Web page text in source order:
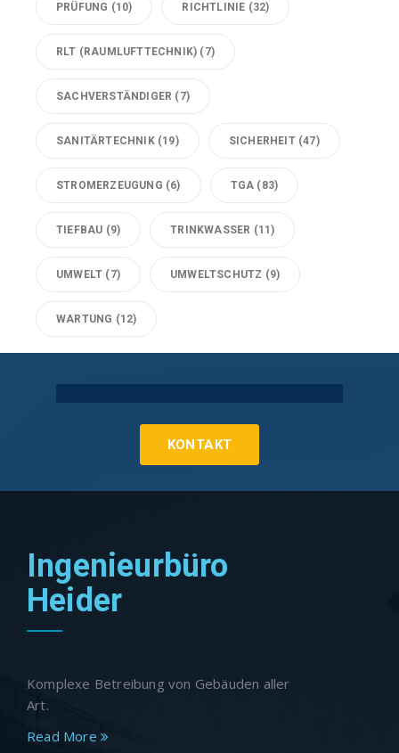
PRÜFUNG (10) RICHTLINIE (32)
RLT (RAUMLUFTTECHNIK) (7)
SACHVERSTÄNDIGER (7)
SANITÄRTECHNIK(19) SICHERHEIT(47)
STROMERZEUGUNG (6) TGA (83)
TIEFBAU (9) TRINKWASSER (11)
UMWELT (7) UMWELTSCHUTZ (9)
WARTUNG (12)
KONTAKT
Ingenieurbüro
Heider
Komplexe Betreibung von Gebäuden aller
Art.
Read More